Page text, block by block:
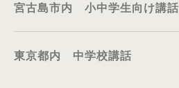
宮古島市内 小中学生向け講話
東京都内 中学校講話